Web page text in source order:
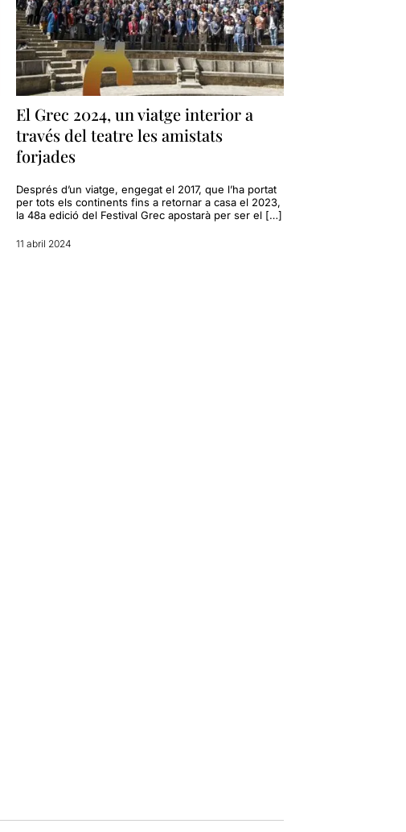
El Grec 2024, un viatge interior a
través del teatre les amistats
forjades
Després d’un viatge, engegat el 2017, que l’ha portat
per tots els continents fins a retornar a casa el 2023,
la 48a edició del Festival Grec apostarà per ser el […]
11 abril 2024